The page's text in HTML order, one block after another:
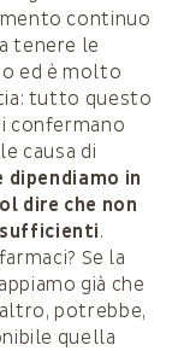
continuo
tenere le
ed è molto
tutto questo
confermano
causa di
dipendiamo in
dire che non
.
Se la
già che
potrebbe,
quella